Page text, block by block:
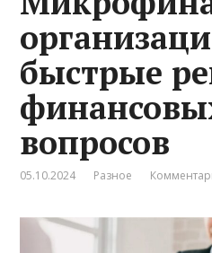
быстрые
вопросов
05.10.2024 Разное